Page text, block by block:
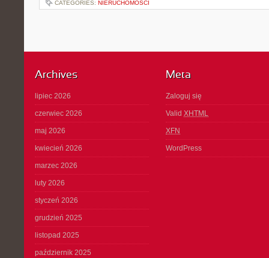
CATEGORIES: NIERUCHOMOŚCI
Archives
lipiec 2026
czerwiec 2026
maj 2026
kwiecień 2026
marzec 2026
luty 2026
styczeń 2026
grudzień 2025
listopad 2025
październik 2025
Meta
Zaloguj się
Valid XHTML
XFN
WordPress